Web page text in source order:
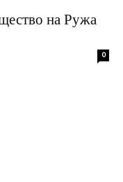
на Ружа
0